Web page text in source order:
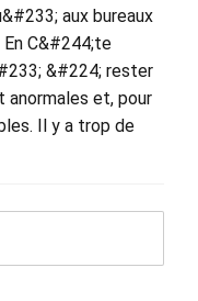
aux bureaux
C&#244;te
&#224; rester
anormales et, pour
Il y a trop de